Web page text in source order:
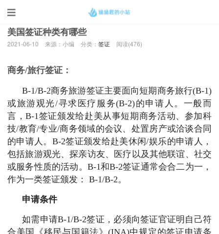
当前位置：
美国签证种类有哪些
2021-06-10 来源：小编 分类： 签证 阅读(476)
商务/旅行签证：
B-1/B-2商务旅游签证主要面向短期商务旅行(B-1)
或旅游观光/寻求医疗服务(B-2)的申请人。一般而
言，B-1签证颁发给赴美从事短期商务活动、参加科
技/教育/专业/商务领域的会议、处置房产或洽谈合同
的申请人。B-2签证颁发给赴美休闲/娱乐的申请人，
包括旅游观光、探亲访友、医疗以及其他联谊、社交
或服务性质的活动。B-1和B-2签证通常会合二为一，
作为一类签证颁发： B-1/B-2。
申请条件
如需申请B-1/B-2签证，必须向签证官证明自己符
合美国《移民与国籍法》(INA)中规定的签证申请条